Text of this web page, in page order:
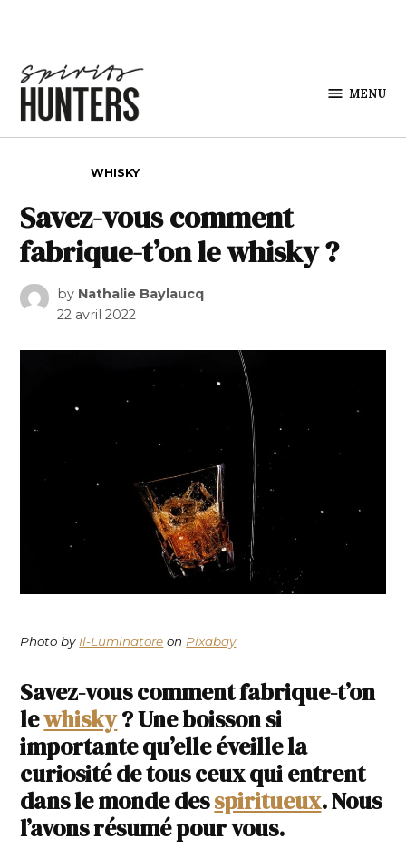
MENU
WHISKY
Savez-vous comment
fabrique-t’on le whisky ?
by Nathalie Baylaucq
22 avril 2022
Photo by Il-Luminatore on Pixabay
Savez-vous comment fabrique-t’on
lewhisky? Une boisson si
importante qu’elle éveille la
curiosité de tous ceux qui entrent
dans le monde desspiritueux. Nous
l’avons résumé pour vous.